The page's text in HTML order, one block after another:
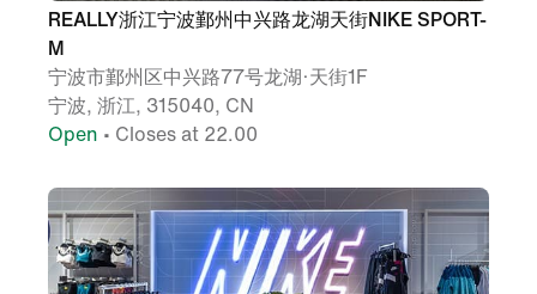
REALLY浙江宁波鄞州中兴路龙湖天街NIKE SPORT-
M
宁波市鄞州区中兴路77号龙湖·天街1F
宁波, 浙江, 315040, CN
Open • Closes at 22.00